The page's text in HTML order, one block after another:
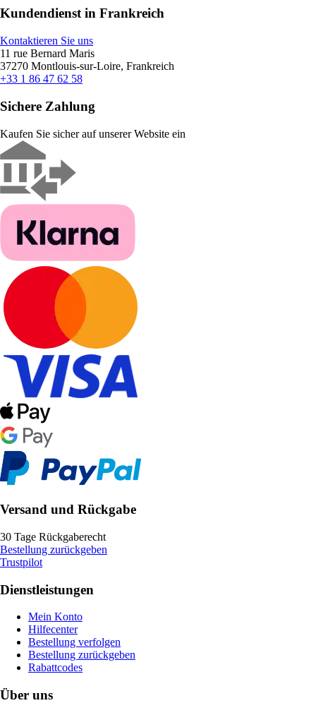
Kundendienst in Frankreich
Kontaktieren Sie uns
11 rue Bernard Maris
37270 Montlouis-sur-Loire, Frankreich
+33 1 86 47 62 58
Sichere Zahlung
Kaufen Sie sicher auf unserer Website ein
Versand und Rückgabe
30 Tage Rückgaberecht
Bestellung zurückgeben
Trustpilot
Dienstleistungen
Mein Konto
Hilfecenter
Bestellung verfolgen
Bestellung zurückgeben
Rabattcodes
Über uns